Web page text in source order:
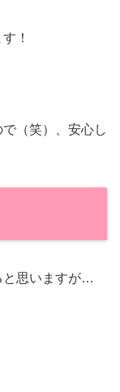
！
（笑）、安心し
と思いますが…